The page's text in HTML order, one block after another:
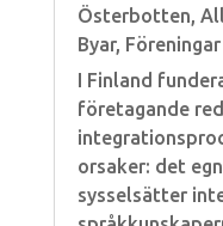
Österbotten,
Byar, Föreningar
I Finland
företagande
orsaker: det
sysselsätter